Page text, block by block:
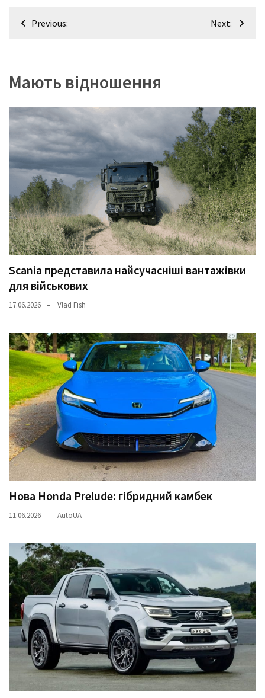
Навігація
Previous: Next:
Мають відношення
Scania представила найсучасніші вантажівки
для військових
17.06.2026 Vlad Fish
Нова Honda Prelude: гібридний камбек
11.06.2026 AutoUA